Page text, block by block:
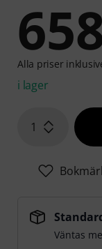
Alla priser
i lager
1
Väntas